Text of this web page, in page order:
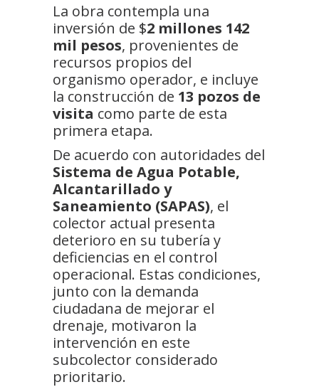
La obra contempla una
inversión de $2 millones 142
mil pesos, provenientes de
recursos propios del
organismo operador, e incluye
la construcción de 13 pozos de
visita como parte de esta
primera etapa.
De acuerdo con autoridades del
Sistema de Agua Potable,
Alcantarillado y
Saneamiento (SAPAS), el
colector actual presenta
deterioro en su tubería y
deficiencias en el control
operacional. Estas condiciones,
junto con la demanda
ciudadana de mejorar el
drenaje, motivaron la
intervención en este
subcolector considerado
prioritario.